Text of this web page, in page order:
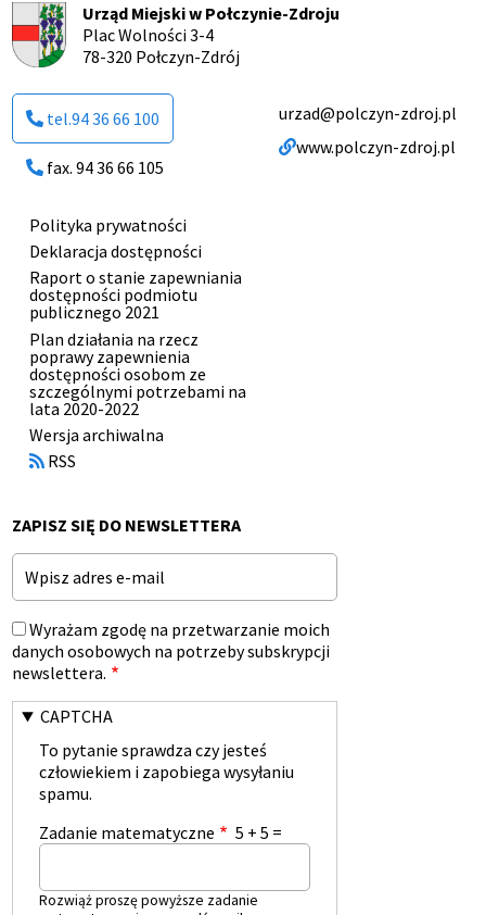
Urząd Miejski w Połczynie-Zdroju
Plac Wolności 3-4
78-320 Połczyn-Zdrój
tel.94 36 66 100
fax. 94 36 66 105
urzad@polczyn-zdroj.pl
www.polczyn-zdroj.pl
Menu
stopki
Polityka prywatności
Deklaracja dostępności
Raport o stanie zapewniania
dostępności podmiotu
publicznego 2021
Plan działania na rzecz
poprawy zapewnienia
dostępności osobom ze
szczególnymi potrzebami na
lata 2020-2022
Otworzy
się
w
Wersja archiwalna
RSS
ZAPISZ SIĘ DO NEWSLETTERA
Email
Wyrażam zgodę na przetwarzanie moich
danych osobowych na potrzeby subskrypcji
newslettera.
CAPTCHA
To pytanie sprawdza czy jesteś
człowiekiem i zapobiega wysyłaniu
spamu.
Zadanie matematyczne
5 + 5 =
Rozwiąż proszę powyższe zadanie